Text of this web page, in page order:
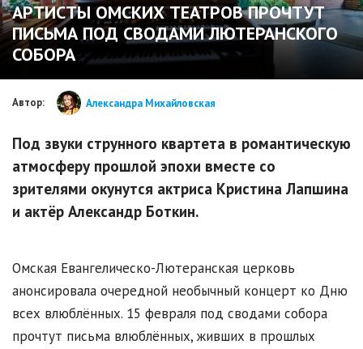
АРТИСТЫ ОМСКИХ ТЕАТРОВ ПРОЧТУТ
ПИСЬМА ПОД СВОДАМИ ЛЮТЕРАНСКОГО
СОБОРА
Автор: Александра Михайловская
Под звуки струнного квартета в романтическую
атмосферу прошлой эпохи вместе со
зрителями окунутся актриса Кристина Лапшина
и актёр Александр Боткин.
Омская Евангелическо-Лютеранская церковь
анонсировала очередной необычный концерт ко Дню
всех влюблённых. 15 февраля под сводами собора
прочтут письма влюблённых, живших в прошлых